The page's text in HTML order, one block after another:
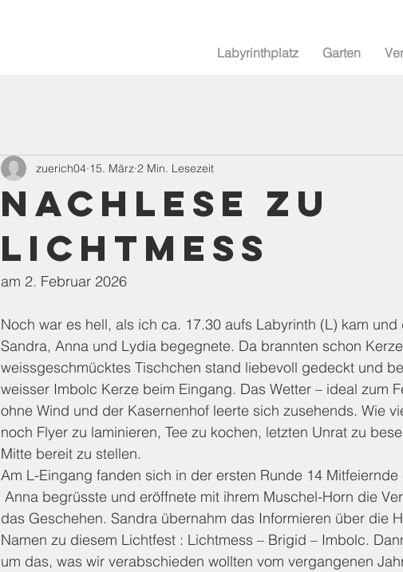
Labyrinthplatz Garten
Nachlese zu
Lichtmess
zuerich04 15. März 2 Min. Lesezeit
am 2. Februar 2026
Noch war es hell, als ich ca. 17.30 aufs Labyrinth (L) kam
Sandra, Anna und Lydia begegnete. Da brannten schon
weissgeschmücktes Tischchen stand liebevoll gedeckt und
weisser Imbolc Kerze beim Eingang. Das Wetter – ideal zum
ohne Wind und der Kasernenhof leerte sich zusehends. Wie
noch Flyer zu laminieren, Tee zu kochen, letzten Unrat zu
Mitte bereit zu stellen.
Am L-Eingang fanden sich in der ersten Runde 14
Anna begrüsste und eröffnete mit ihrem Muschel-Horn die
das Geschehen. Sandra übernahm das Informieren über die
Namen zu diesem Lichtfest : Lichtmess – Brigid – Imbolc.
um das, was wir verabschieden wollten vom vergangenen